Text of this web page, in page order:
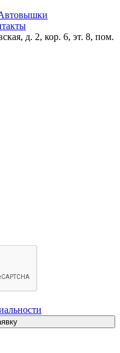
д. 2, кор. 6, эт. 8, пом.